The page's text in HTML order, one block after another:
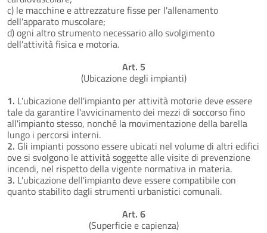
c) le macchine e attrezzature fisse per l'allenamento
dell'apparato muscolare;
d) ogni altro strumento necessario allo svolgimento
dell'attività fisica e motoria.
Art. 5
(Ubicazione degli impianti)
1. L'ubicazione dell'impianto per attività motorie deve essere
tale da garantire l'avvicinamento dei mezzi di soccorso fino
all'impianto stesso, nonché la movimentazione della barella
lungo i percorsi interni.
2. Gli impianti possono essere ubicati nel volume di altri edifici
ove si svolgono le attività soggette alle visite di prevenzione
incendi, nel rispetto della vigente normativa in materia.
3. L'ubicazione dell'impianto deve essere compatibile con
quanto stabilito dagli strumenti urbanistici comunali.
Art. 6
(Superficie e capienza)